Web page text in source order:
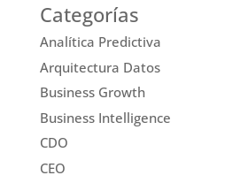
Categorías
Analítica Predictiva
Arquitectura Datos
Business Growth
Business Intelligence
CDO
CEO